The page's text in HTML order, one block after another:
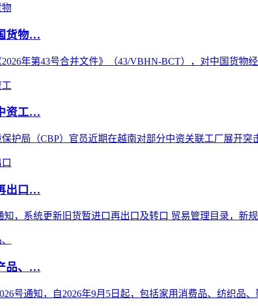
货物…
年第43号合并文件》（43/VBHN-BCT），对中国货物
资工…
护局（CBP）官员近期在越南对部分中资关联工厂展开突
出口…
知，系统更新旧货暂进口再出口及转口 贸易管理目录，新
品、…
号通知，自2026年9月5日起，包括家用消费品、纺织品